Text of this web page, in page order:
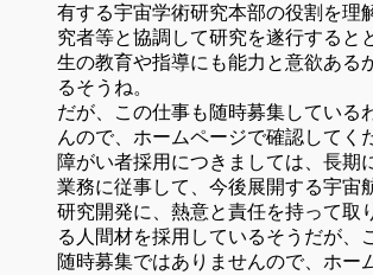
有する宇宙学術研究本部の役割を理
究者等と協調して研究を遂行すると
生の教育や指導にも能力と意欲ある
るそうね。
だが、この仕事も随時募集している
んので、ホームページで確認してく
障がい者採用につきましては、長期
業務に従事して、今後展開する宇宙
研究開発に、熱意と責任を持って取
る人間材を採用しているそうだが、
随時募集ではありませんので、ホー